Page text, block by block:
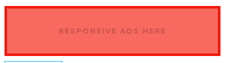
RESPONSIVE ADS HERE